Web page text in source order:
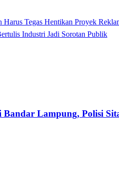
Tegas Hentikan Proyek
Industri Jadi Sorotan Publik
Bandar Lampung, Polisi